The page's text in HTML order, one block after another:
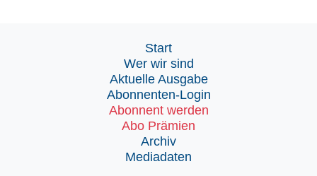
Start
Wer wir sind
Aktuelle Ausgabe
Abonnenten-Login
Abonnent werden
Abo Prämien
Archiv
Mediadaten